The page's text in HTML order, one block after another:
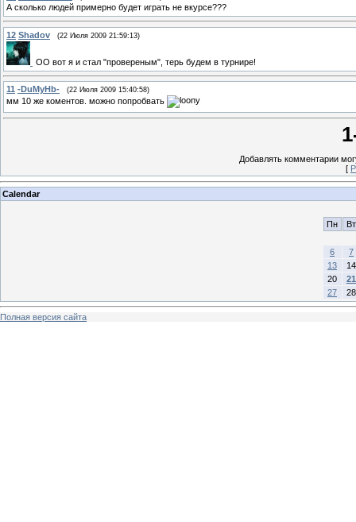
А сколько людей примерно будет играть не вкурсе???
12 Shadov (22 Июля 2009 21:59:13)
ОО вот я и стал "провереным", терь будем в турнире!
11 -DuMyHb- (22 Июля 2009 15:40:58)
мм 10 же коментов. можно попробвать
Добавлять комментарии
[
Calendar
Пн Вт
6
7
13
14
20
21
27
28
Полная версия сайта